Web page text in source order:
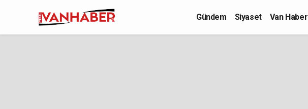
Gündem Siyaset Van Haber